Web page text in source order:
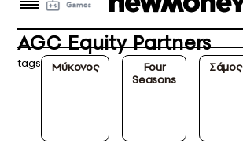
AGC Equity Partners
tags Μύκονος
Four
Seasons
Σάμος